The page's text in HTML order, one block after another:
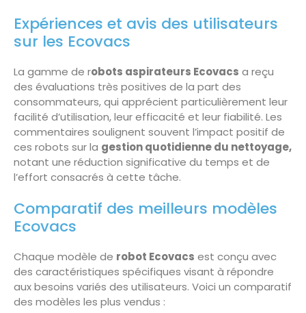
Expériences et avis des utilisateurs
sur les Ecovacs
La gamme de robots aspirateurs Ecovacs a reçu
des évaluations très positives de la part des
consommateurs, qui apprécient particulièrement leur
facilité d’utilisation, leur efficacité et leur fiabilité. Les
commentaires soulignent souvent l’impact positif de
ces robots sur la gestion quotidienne du nettoyage,
notant une réduction significative du temps et de
l’effort consacrés à cette tâche.
Comparatif des meilleurs modèles
Ecovacs
Chaque modèle de robot Ecovacs est conçu avec
des caractéristiques spécifiques visant à répondre
aux besoins variés des utilisateurs. Voici un comparatif
des modèles les plus vendus :